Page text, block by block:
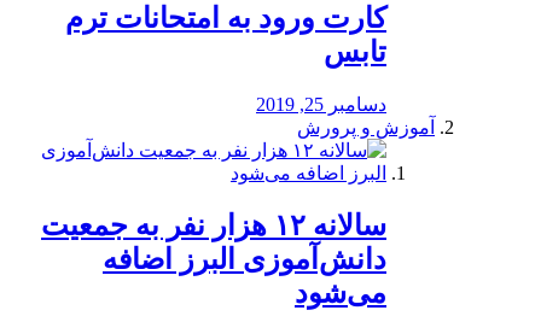
کارت ورود به امتحانات ترم
تابس
دسامبر 25, 2019
آموزش و پرورش
️سالانه ۱۲ هزار نفر به جمعیت
دانش‌آموزی البرز اضافه
می‌شود